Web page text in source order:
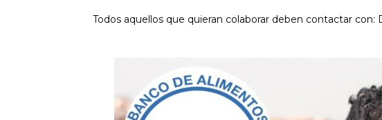
Todos aquellos que quieran colaborar deben contactar